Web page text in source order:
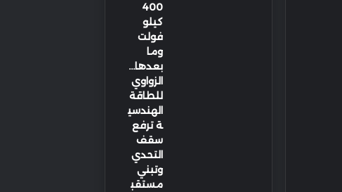
400
كيلو
فولت
وما
بعدها…
الزواوي
للطاقة
الهندسي
ة ترفع
سقف
التحدي
وتبني
مستقب